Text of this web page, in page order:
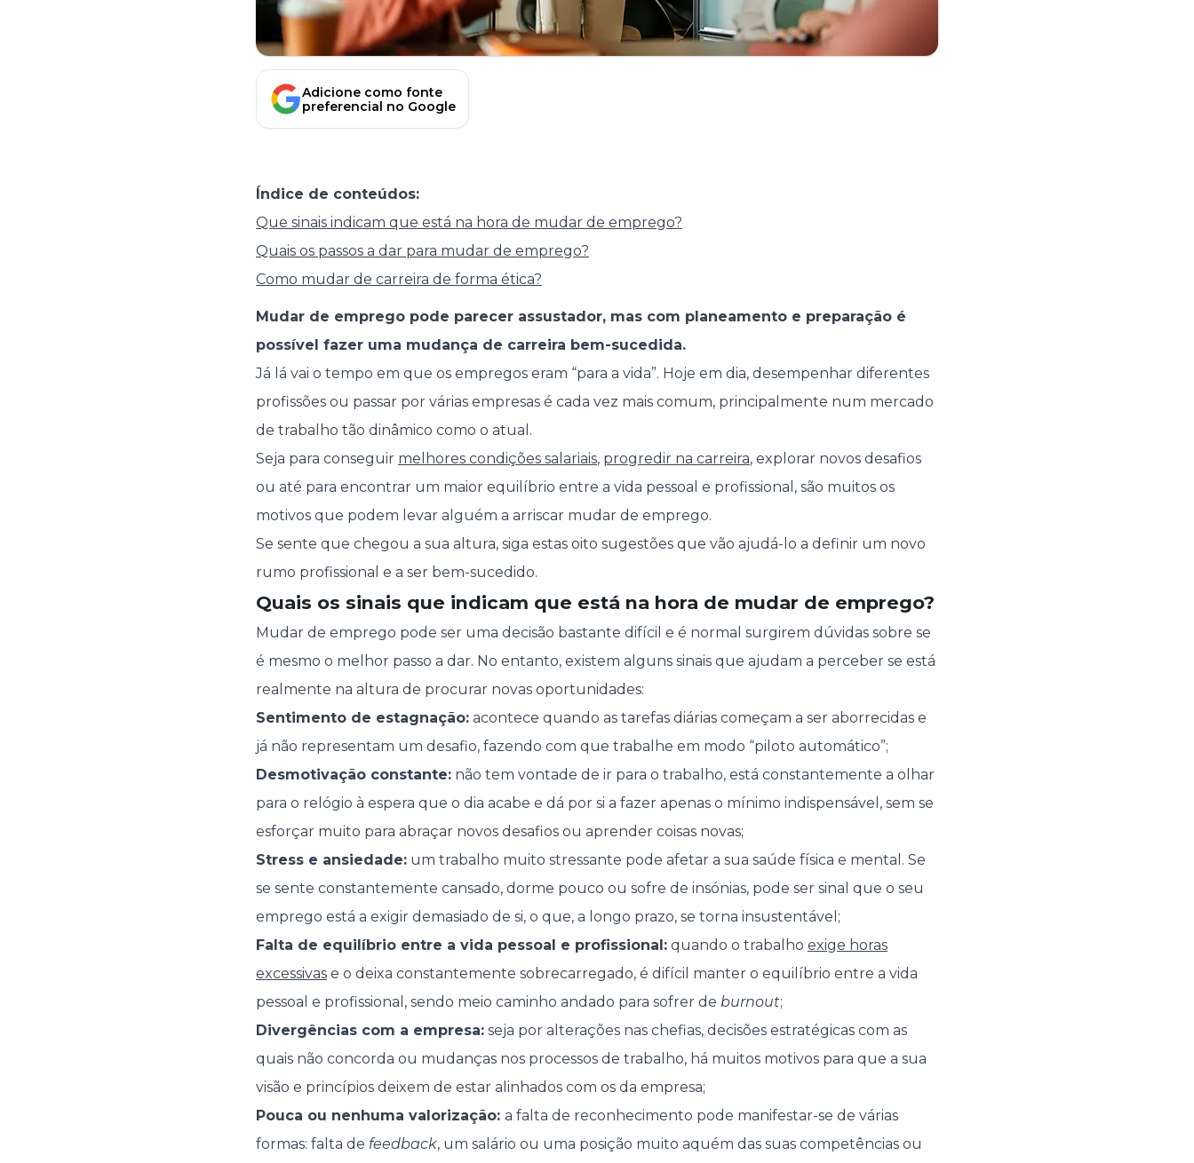
Adicione como fonte
preferencial no Google
Índice de conteúdos:
Que sinais indicam que está na hora de mudar de emprego?
Quais os passos a dar para mudar de emprego?
Como mudar de carreira de forma ética?
Mudar de emprego pode parecer assustador, mas com planeamento e preparação é
possível fazer uma mudança de carreira bem-sucedida.
Já lá vai o tempo em que os empregos eram “para a vida”. Hoje em dia, desempenhar diferentes
profissões ou passar por várias empresas é cada vez mais comum, principalmente num mercado
de trabalho tão dinâmico como o atual.
Seja para conseguir melhores condições salariais, progredir na carreira, explorar novos desafios
ou até para encontrar um maior equilíbrio entre a vida pessoal e profissional, são muitos os
motivos que podem levar alguém a arriscar mudar de emprego.
Se sente que chegou a sua altura, siga estas oito sugestões que vão ajudá-lo a definir um novo
rumo profissional e a ser bem-sucedido.
Quais os sinais que indicam que está na hora de mudar de emprego?
Mudar de emprego pode ser uma decisão bastante difícil e é normal surgirem dúvidas sobre se
é mesmo o melhor passo a dar. No entanto, existem alguns sinais que ajudam a perceber se está
realmente na altura de procurar novas oportunidades:
Sentimento de estagnação: acontece quando as tarefas diárias começam a ser aborrecidas e
já não representam um desafio, fazendo com que trabalhe em modo “piloto automático”;
Desmotivação constante: não tem vontade de ir para o trabalho, está constantemente a olhar
para o relógio à espera que o dia acabe e dá por si a fazer apenas o mínimo indispensável, sem se
esforçar muito para abraçar novos desafios ou aprender coisas novas;
Stress e ansiedade: um trabalho muito stressante pode afetar a sua saúde física e mental. Se
se sente constantemente cansado, dorme pouco ou sofre de insónias, pode ser sinal que o seu
emprego está a exigir demasiado de si, o que, a longo prazo, se torna insustentável;
Falta de equilíbrio entre a vida pessoal e profissional: quando o trabalho exige horas
excessivas e o deixa constantemente sobrecarregado, é difícil manter o equilíbrio entre a vida
pessoal e profissional, sendo meio caminho andado para sofrer de burnout;
Divergências com a empresa: seja por alterações nas chefias, decisões estratégicas com as
quais não concorda ou mudanças nos processos de trabalho, há muitos motivos para que a sua
visão e princípios deixem de estar alinhados com os da empresa;
Pouca ou nenhuma valorização: a falta de reconhecimento pode manifestar-se de várias
formas: falta de feedback, um salário ou uma posição muito aquém das suas competências ou